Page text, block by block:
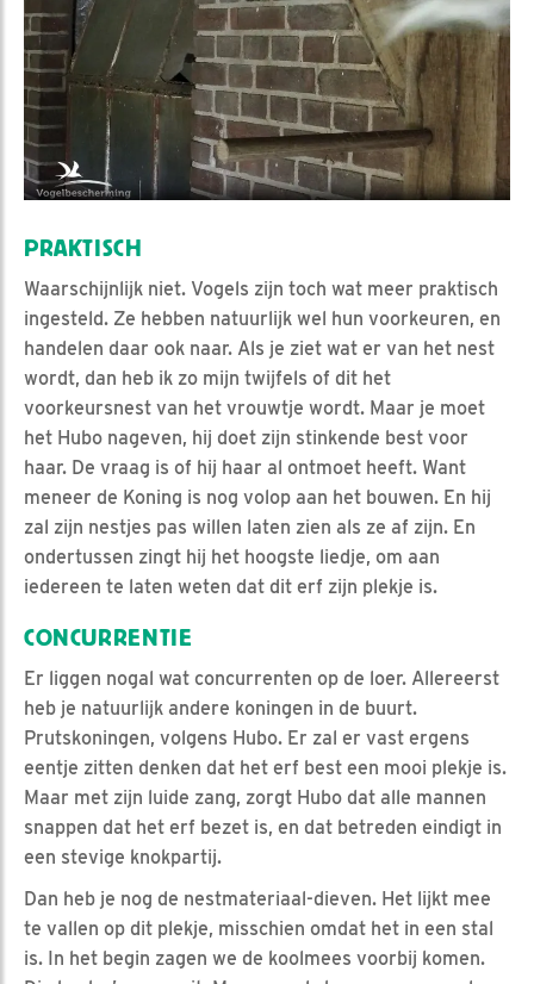
PRAKTISCH
Waarschijnlijk niet. Vogels zijn toch wat meer praktisch
ingesteld. Ze hebben natuurlijk wel hun voorkeuren, en
handelen daar ook naar. Als je ziet wat er van het nest
wordt, dan heb ik zo mijn twijfels of dit het
voorkeursnest van het vrouwtje wordt. Maar je moet
het Hubo nageven, hij doet zijn stinkende best voor
haar. De vraag is of hij haar al ontmoet heeft. Want
meneer de Koning is nog volop aan het bouwen. En hij
zal zijn nestjes pas willen laten zien als ze af zijn. En
ondertussen zingt hij het hoogste liedje, om aan
iedereen te laten weten dat dit erf zijn plekje is.
CONCURRENTIE
Er liggen nogal wat concurrenten op de loer. Allereerst
heb je natuurlijk andere koningen in de buurt.
Prutskoningen, volgens Hubo. Er zal er vast ergens
eentje zitten denken dat het erf best een mooi plekje is.
Maar met zijn luide zang, zorgt Hubo dat alle mannen
snappen dat het erf bezet is, en dat betreden eindigt in
een stevige knokpartij.
Dan heb je nog de nestmateriaal-dieven. Het lijkt mee
te vallen op dit plekje, misschien omdat het in een stal
is. In het begin zagen we de koolmees voorbij komen.